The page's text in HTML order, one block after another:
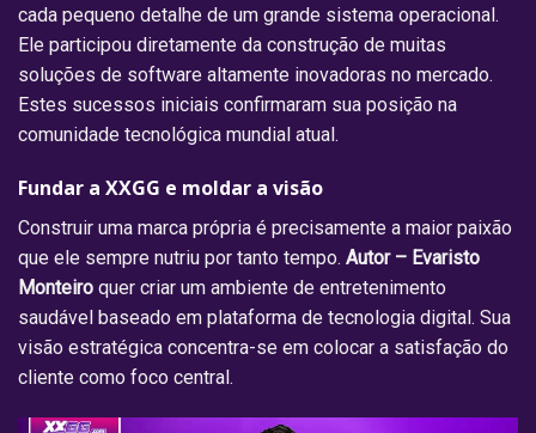
cada pequeno detalhe de um grande sistema operacional.
Ele participou diretamente da construção de muitas
soluções de software altamente inovadoras no mercado.
Estes sucessos iniciais confirmaram sua posição na
comunidade tecnológica mundial atual.
Fundar a XXGG e moldar a visão
Construir uma marca própria é precisamente a maior paixão
que ele sempre nutriu por tanto tempo. Autor – Evaristo
Monteiro quer criar um ambiente de entretenimento
saudável baseado em plataforma de tecnologia digital. Sua
visão estratégica concentra-se em colocar a satisfação do
cliente como foco central.